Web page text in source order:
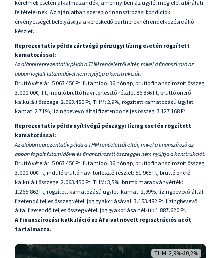
kérelmek esetén alkalmazandók, amennyiben az ügyfél megfelel a bírálati
feltételeknek. Az ajánlatban szereplő finanszírozási kondíciók
érvényességét befolyásolja a kereskedő partnereknél rendelkezésre álló
készlet.
Reprezentatív példa zártvégű pénzügyi lízing esetén rögzített
kamatozással:
Az alábbi reprezentatív példa a THM rendelettől eltér, mivel a finanszírozó az
abban foglalt futamidővel nem nyújtja a konstrukciót.
Bruttó vételár: 5 063 450 Ft, futamidő: 36 hónap, bruttó finanszírozott összeg:
3.000.000,-Ft, induló bruttó havi törlesztő részlet 86 866 Ft, bruttó önerő
kalkulált összege: 2.063.450 Ft, THM: 2,9%, rögzített kamatozású ügyleti
kamat: 2,71%, lízingbevevő által fizetendő teljes összeg: 3 127 168 Ft.
Reprezentatív példa nyíltvégű pénzügyi lízing esetén rögzített
kamatozással:
Az alábbi reprezentatív példa a THM rendelettől eltér, mivel a finanszírozó az
abban foglalt futamidővel és finanszírozott összeggel nem nyújtja a konstrukciót.
Bruttó vételár: 5 063 450 Ft, futamidő: 36 hónap, bruttó finanszírozott összeg:
3.000.000 Ft, induló bruttó havi törlesztő részlet: 51.965 Ft, bruttó önerő
kalkulált összege: 2.063.450 Ft, THM: 3,5%, bruttó maradványérték:
1.265.862 Ft, rögzített kamatozású ügyleti kamat: 2,99%, lízingbevevő által
fizetendő teljes összeg vételi jog gyakorlásával: 3.153.482 Ft, lízingbevevő
által fizetendő teljes összeg vételi jog gyakorlása nélkül: 1.887.620 Ft.
A finanszírozási kalkuláció az Áfa-val növelt regisztrációs adót
tartalmazza.
THM: 2,9%-30,2%